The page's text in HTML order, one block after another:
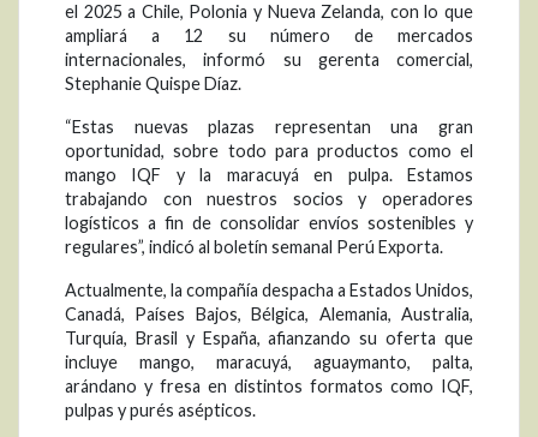
el 2025 a Chile, Polonia y Nueva Zelanda, con lo que
ampliará a 12 su número de mercados
internacionales, informó su gerenta comercial,
Stephanie Quispe Díaz.
“Estas nuevas plazas representan una gran
oportunidad, sobre todo para productos como el
mango IQF y la maracuyá en pulpa. Estamos
trabajando con nuestros socios y operadores
logísticos a fin de consolidar envíos sostenibles y
regulares”, indicó al boletín semanal Perú Exporta.
Actualmente, la compañía despacha a Estados Unidos,
Canadá, Países Bajos, Bélgica, Alemania, Australia,
Turquía, Brasil y España, afianzando su oferta que
incluye mango, maracuyá, aguaymanto, palta,
arándano y fresa en distintos formatos como IQF,
pulpas y purés asépticos.